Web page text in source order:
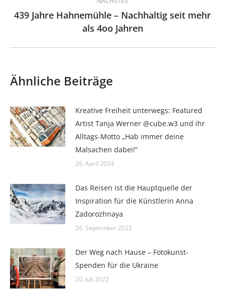
Nächster
Beitrag:
439 Jahre Hahnemühle – Nachhaltig seit mehr
als 4oo Jahren
Ähnliche Beiträge
Kreative Freiheit unterwegs: Featured
Artist Tanja Werner @cube.w3 und ihr
Alltags-Motto „Hab immer deine
Malsachen dabei!“
26. April 2024
Das Reisen ist die Hauptquelle der
Inspiration für die Künstlerin Anna
Zadorozhnaya
26. September 2022
Der Weg nach Hause – Fotokunst-
Spenden für die Ukraine
20. Juli 2022